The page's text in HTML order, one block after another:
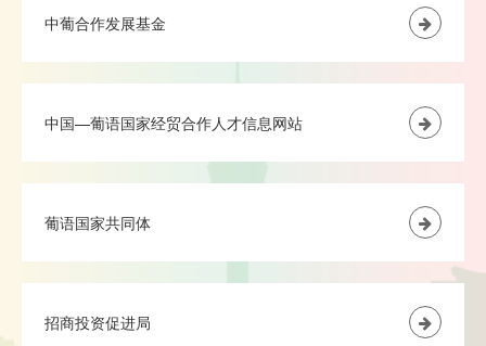
中葡合作发展基金
中国—葡语国家经贸合作人才信息网站
葡语国家共同体
招商投资促进局